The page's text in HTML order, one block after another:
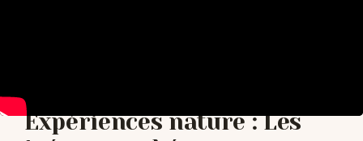
Expériences nature : Les